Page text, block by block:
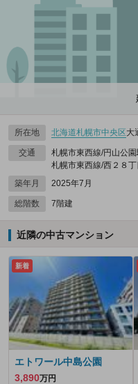
所在地 北海道札幌市中央区大
交通
札幌市東西線/円山公
札幌市東西線/西２８
築年月
2025年7月
総階数 7階建
近隣の中古マンション
新着
エトワール中島公園
3,890万円